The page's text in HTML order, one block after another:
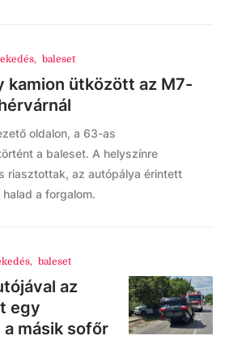
, baleset
kamion ütközött az M7-
oldalon, a 63-as
a baleset. A helyszínre
riasztottak, az autópálya érintett
a forgalom.
, baleset
az
egy
másik sofőr